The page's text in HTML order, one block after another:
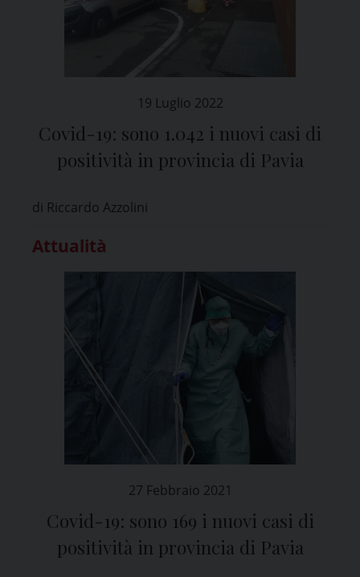
19 Luglio 2022
Covid-19: sono 1.042 i nuovi casi di
positività in provincia di Pavia
di Riccardo Azzolini
Attualità
27 Febbraio 2021
Covid-19: sono 169 i nuovi casi di
positività in provincia di Pavia